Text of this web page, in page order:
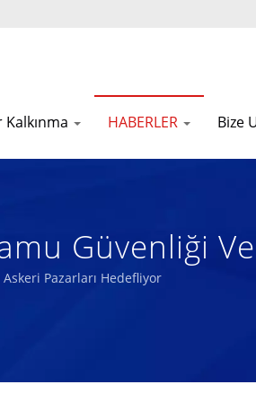
HABERLER Bize
Güvenliği
| 50
Pazarları Hedefliyor